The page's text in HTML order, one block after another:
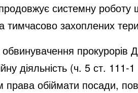
системну роботу
тимчасово захоплених
обвинувачення
діяльність (ч. 5 ст.
обіймати посади,